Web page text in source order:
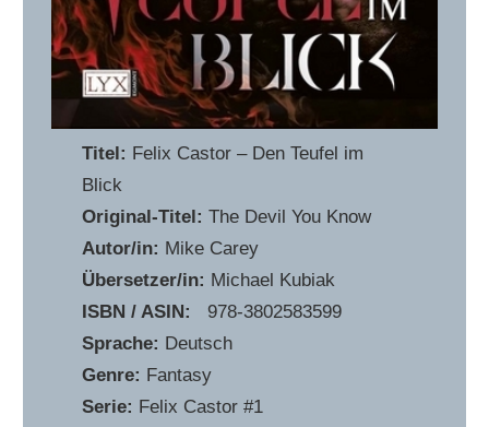
Titel: Felix Castor – Den Teufel im
Blick
Original-Titel: The Devil You Know
Autor/in: Mike Carey
Übersetzer/in: Michael Kubiak
ISBN / ASIN:
‎ ‎ 978-3802583599
Sprache: Deutsch
Genre: Fantasy
Serie: Felix Castor #1